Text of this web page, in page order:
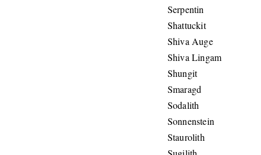
Serpentin
Shattuckit
Shiva Auge
Shiva Lingam
Shungit
Smaragd
Sodalith
Sonnenstein
Staurolith